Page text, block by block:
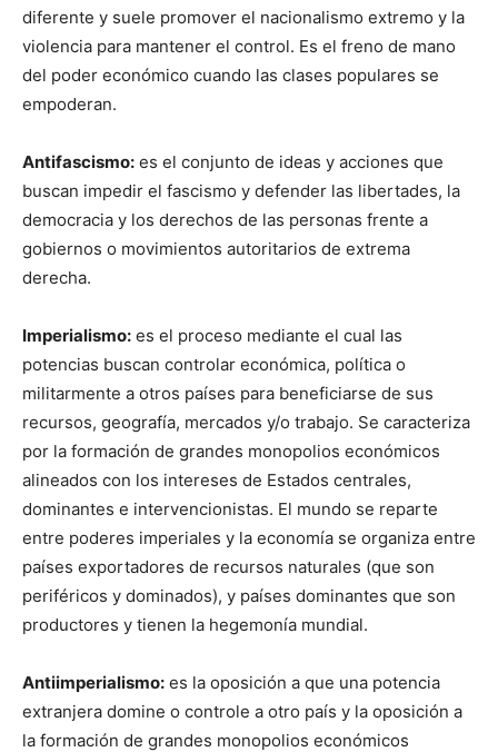
diferente y suele promover el nacionalismo extremo y la
violencia para mantener el control. Es el freno de mano
del poder económico cuando las clases populares se
empoderan.
Antifascismo: es el conjunto de ideas y acciones que
buscan impedir el fascismo y defender las libertades, la
democracia y los derechos de las personas frente a
gobiernos o movimientos autoritarios de extrema
derecha.
Imperialismo: es el proceso mediante el cual las
potencias buscan controlar económica, política o
militarmente a otros países para beneficiarse de sus
recursos, geografía, mercados y/o trabajo. Se caracteriza
por la formación de grandes monopolios económicos
alineados con los intereses de Estados centrales,
dominantes e intervencionistas. El mundo se reparte
entre poderes imperiales y la economía se organiza entre
países exportadores de recursos naturales (que son
periféricos y dominados), y países dominantes que son
productores y tienen la hegemonía mundial.
Antiimperialismo: es la oposición a que una potencia
extranjera domine o controle a otro país y la oposición a
la formación de grandes monopolios económicos